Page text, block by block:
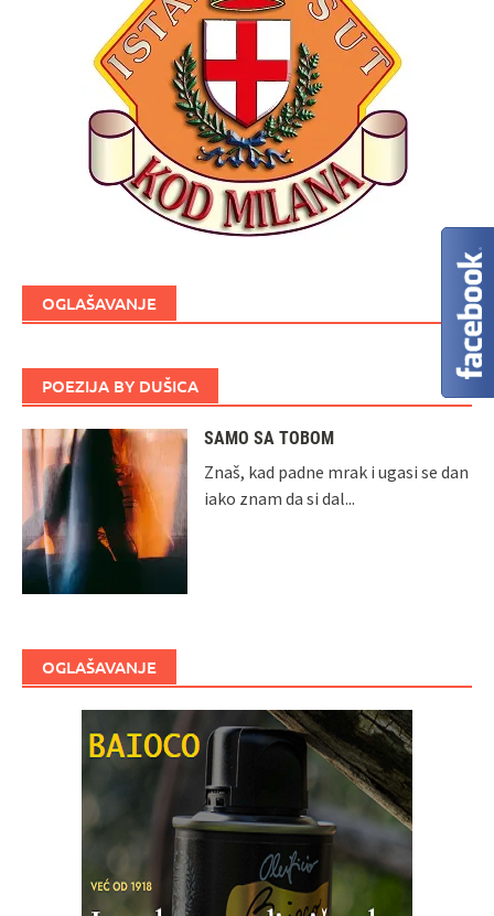
OGLAŠAVANJE
POEZIJA BY DUŠICA
SAMO SA TOBOM
Znaš, kad padne mrak i ugasi se dan
iako znam da si dal...
OGLAŠAVANJE